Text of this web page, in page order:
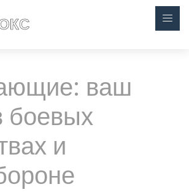
ваш
боевых
и